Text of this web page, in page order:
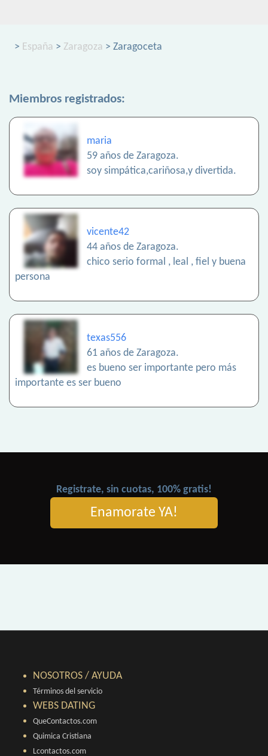
> España > Zaragoza > Zaragoceta
Miembros registrados:
maria
59 años de Zaragoza.
soy simpática,cariñosa,y divertida.
vicente42
44 años de Zaragoza.
chico serio formal , leal , fiel y buena
persona
texas556
61 años de Zaragoza.
es bueno ser importante pero más
importante es ser bueno
Registrate, sin cuotas, 100% gratis!
Enamorate YA!
NOSOTROS / AYUDA
Términos del servicio
WEBS DATING
QueContactos.com
Quimica Cristiana
Lcontactos.com